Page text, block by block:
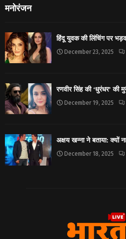
मनोरंजन
हिंदू युवक की लिंचिंग पर
December 23, 2025
रणवीर सिंह की ‘धुरंधर’ की
December 19, 2025
अक्षय खन्ना ने बताया: क्यों
December 18, 2025